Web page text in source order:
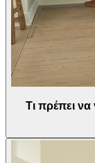
Τι πρέπει να